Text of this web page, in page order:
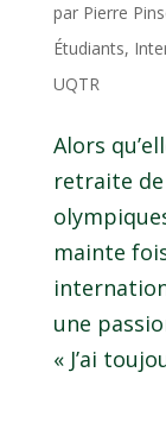
par Pierre
Étudiants,
UQTR
Alors
retraite
mainte
une
« J’ai